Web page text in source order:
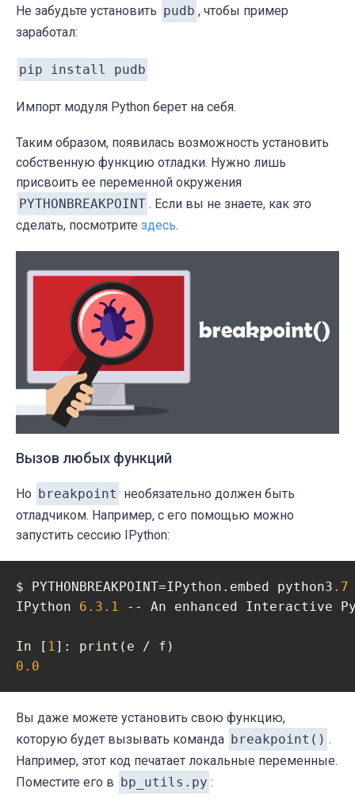
Не забудьте установить pudb , чтобы пример
заработал:
pip install pudb
Импорт модуля Python берет на себя.
Таким образом, появилась возможность установить
собственную функцию отладки. Нужно лишь
присвоить ее переменной окружения
PYTHONBREAKPOINT . Если вы не знаете, как это
сделать, посмотрите здесь.
Вызов любых функций
Но breakpoint необязательно должен быть
отладчиком. Например, с его помощью можно
запустить сессию IPython:
$ PYTHONBREAKPOINT=IPython.embed python3 .7
IPython 6.3 .1 -- An enhanced Interactive
In [ 1
0.0
Вы даже можете установить свою функцию,
которую будет вызывать команда breakpoint() .
Например, этот код печатает локальные переменные.
Поместите его в bp_utils.py :